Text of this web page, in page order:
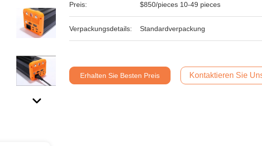
Preis: $850/pieces 10-49 pieces
Verpackungsdetails: Standardverpackung
Erhalten Sie Besten Preis Kontaktieren Sie